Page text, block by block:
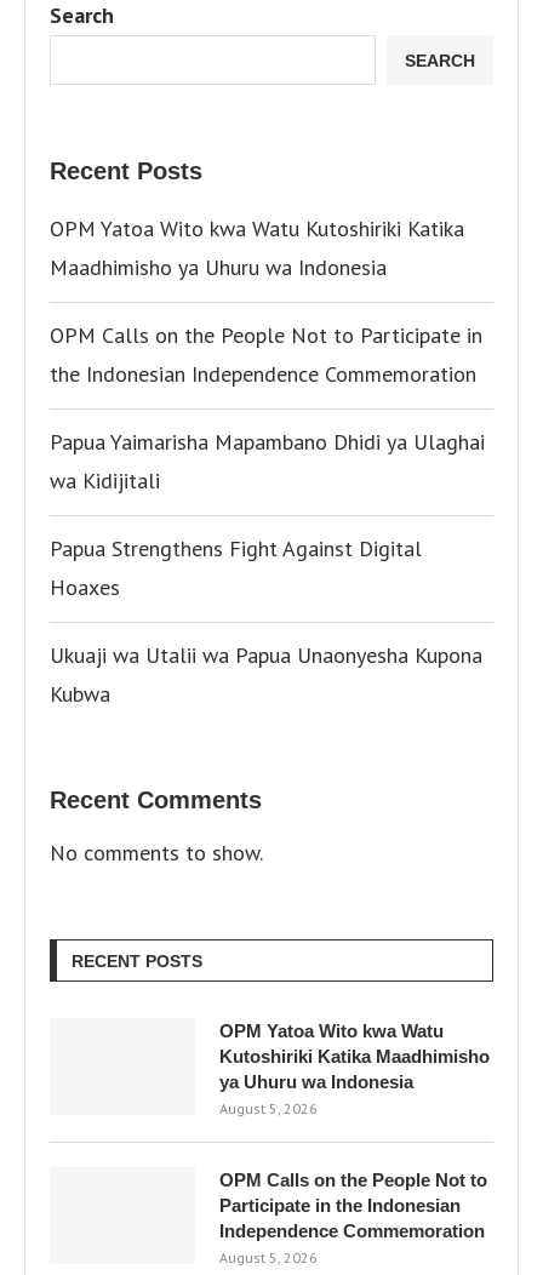
Search
SEARCH
Recent Posts
OPM Yatoa Wito kwa Watu Kutoshiriki Katika
Maadhimisho ya Uhuru wa Indonesia
OPM Calls on the People Not to Participate in
the Indonesian Independence Commemoration
Papua Yaimarisha Mapambano Dhidi ya Ulaghai
wa Kidijitali
Papua Strengthens Fight Against Digital
Hoaxes
Ukuaji wa Utalii wa Papua Unaonyesha Kupona
Kubwa
Recent Comments
No comments to show.
RECENT POSTS
OPM Yatoa Wito kwa Watu
Kutoshiriki Katika Maadhimisho
ya Uhuru wa Indonesia
August 5, 2026
OPM Calls on the People Not to
Participate in the Indonesian
Independence Commemoration
August 5, 2026